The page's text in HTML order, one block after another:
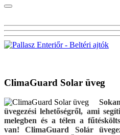
ClimaGuard Solar üveg
üvegezési lehetőségről, ami
melegben és a télen a
van! ClimaGuard Solár